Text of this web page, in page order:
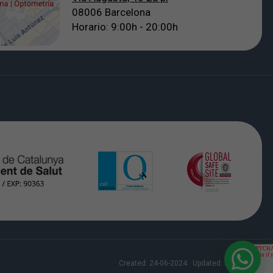
08006 Barcelona
Horario: 9:00h - 20:00h
Created: 24-06-2024 Updated: 08-08-2026